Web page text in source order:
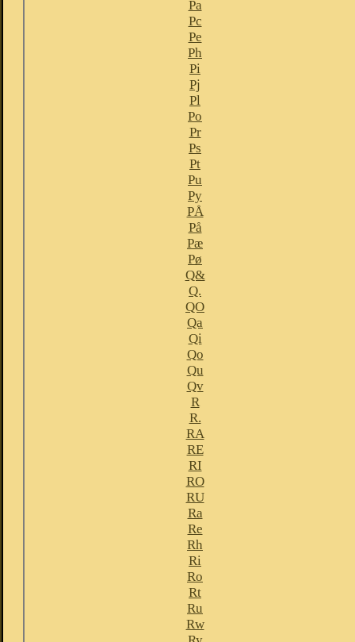
Pa
Pc
Pe
Ph
Pi
Pj
Pl
Po
Pr
Ps
Pt
Pu
Py
PÅ
På
Pæ
Pø
Q&
Q.
QO
Qa
Qi
Qo
Qu
Qv
R
R.
RA
RE
RI
RO
RU
Ra
Re
Rh
Ri
Ro
Rt
Ru
Rw